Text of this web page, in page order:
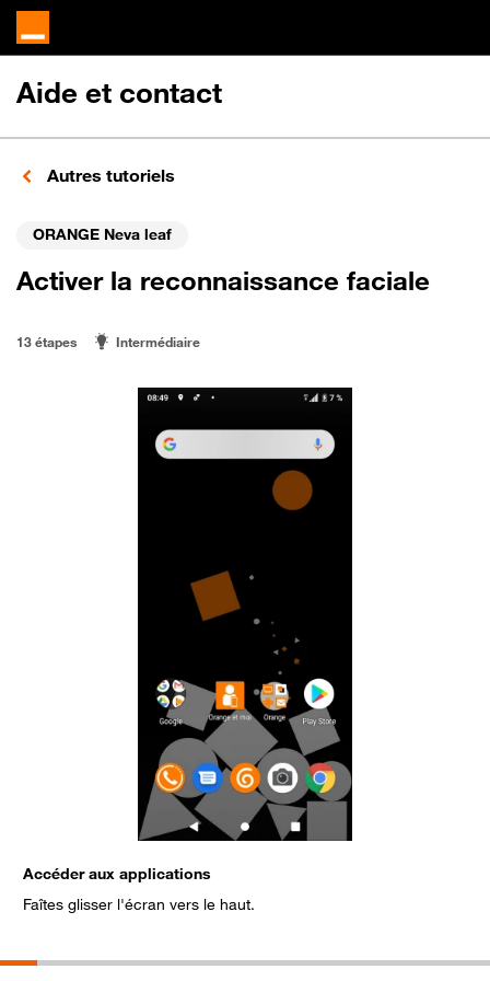
Aide et contact
Autres tutoriels
ORANGE Neva leaf
Activer la reconnaissance faciale
13 étapes Intermédiaire
Accéder aux applications
Faîtes glisser l'écran vers le haut.